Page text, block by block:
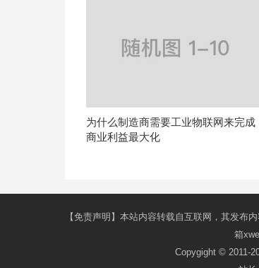
为什么制造商需要工业物联网来完成
商业利益最大化
【免责声明】本站内容转载自互联网，其发布
箱
Copygight © 2011-